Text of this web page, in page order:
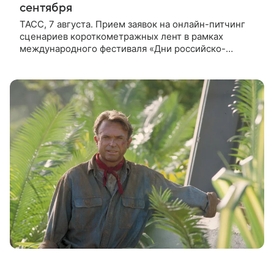
сентября
ТАСС, 7 августа. Прием заявок на онлайн-питчинг
сценариев короткометражных лент в рамках
международного фестиваля «Дни российско-